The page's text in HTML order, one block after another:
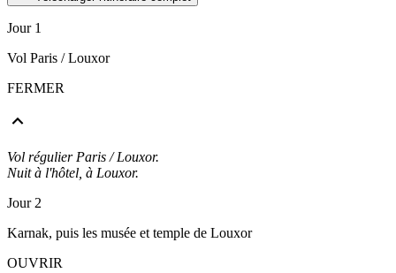
Jour 1
Vol Paris / Louxor
FERMER
Vol régulier Paris / Louxor.
Nuit à l'hôtel, à Louxor.
Jour 2
Karnak, puis les musée et temple de Louxor
OUVRIR